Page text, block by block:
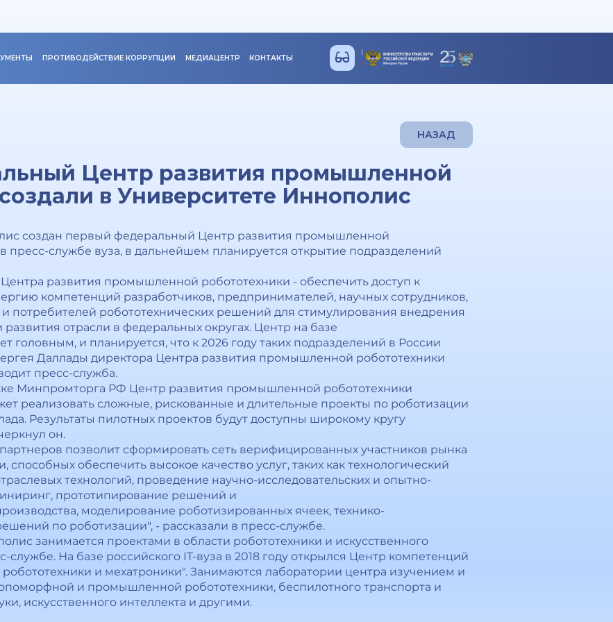
ПРОТИВОДЕЙСТВИЕ КОРРУПЦИИ МЕДИАЦЕНТР КОНТАКТЫ
НАЗАД
Центр развития промышленной
в Университете Иннополис
создан первый федеральный Центр развития промышленной
пресс-службе вуза, в дальнейшем планируется открытие подразделений
развития промышленной робототехники - обеспечить доступ к
компетенций разработчиков, предпринимателей, научных сотрудников,
потребителей робототехнических решений для стимулирования внедрения
отрасли в федеральных округах. Центр на базе
головным, и планируется, что к 2026 году таких подразделений в России
Даллады директора Центра развития промышленной робототехники
пресс-служба.
Минпромторга РФ Центр развития промышленной робототехники
реализовать сложные, рискованные и длительные проекты по роботизации
Результаты пилотных проектов будут доступны широкому кругу
он.
позволит сформировать сеть верифицированных участников рынка
обеспечить высокое качество услуг, таких как технологический
технологий, проведение научно-исследовательских и опытно-
прототипирование решений и
моделирование роботизированных ячеек, технико-
по роботизации", - рассказали в пресс-службе.
занимается проектами в области робототехники и искусственного
службе. На базе российского IT-вуза в 2018 году открылся Центр компетенций
и мехатроники". Занимаются лаборатории центра изучением и
и промышленной робототехники, беспилотного транспорта и
искусственного интеллекта и другими.